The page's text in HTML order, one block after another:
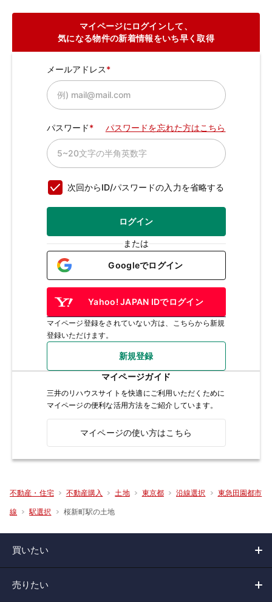
マイページにログインして、
気になる物件の新着情報をいち早く取得
メールアドレス
パスワード パスワードを忘れた方はこちら
次回からID/パスワードの入力を省略する
ログイン
または
Googleでログイン
Yahoo! JAPAN IDでログイン
マイページ登録をされていない方は、こちらから新規
登録いただけます。
新規登録
マイページガイド
三井のリハウスサイトを快適にご利用いただくために
マイページの便利な活用方法をご紹介しています。
マイページの使い方はこちら
不動産・住宅 不動産購入 土地 東京都 沿線選択 東急田園都市
線 駅選択 桜新町駅の土地
買いたい
売りたい